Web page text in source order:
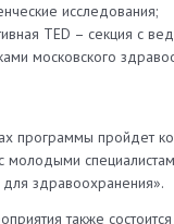
исследования;
TED – секция с
московского
программы пройдет
молодыми
здравоохранения».
также